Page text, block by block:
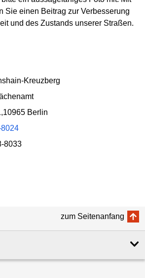
Sie einen Beitrag zur Verbesserung
und des Zustands unserer Straßen.
Kreuzberg
,10965 Berlin
8033
zum Seitenanfang